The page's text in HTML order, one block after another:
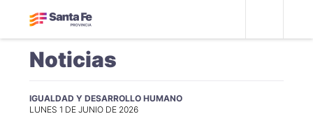
Noticias
IGUALDAD Y DESARROLLO HUMANO
LUNES 1 DE JUNIO DE 2026